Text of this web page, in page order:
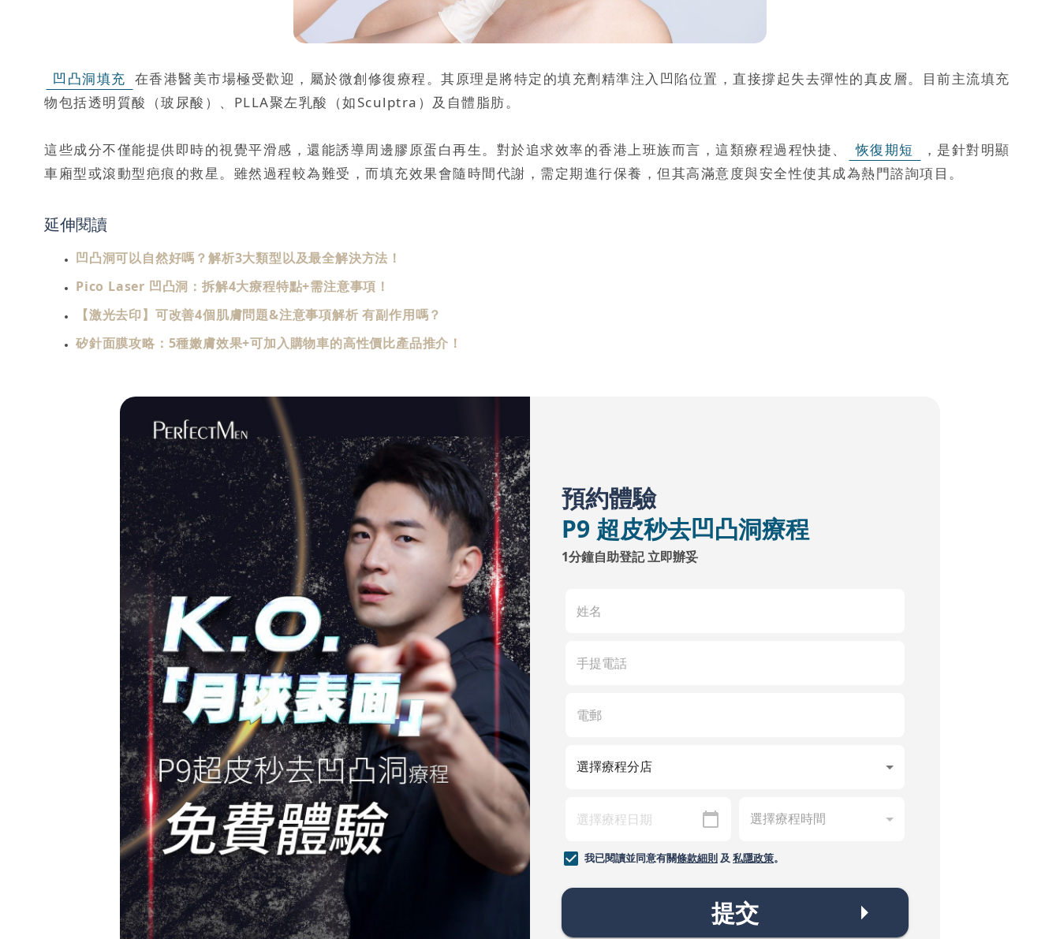
凹凸洞填充 在香港醫美市場極受歡迎，屬於微創修復療程。其原理是將特定的填充劑精準注入凹陷位置，直接撐起失去彈性的真皮層。目前主流填充
物包括透明質酸（玻尿酸）、PLLA聚左乳酸（如Sculptra）及自體脂肪。
這些成分不僅能提供即時的視覺平滑感，還能誘導周邊膠原蛋白再生。對於追求效率的香港上班族而言，這類療程過程快捷、 恢復期短
，是針對明顯
車廂型或滾動型疤痕的救星。雖然過程較為難受，而填充效果會隨時間代謝，需定期進行保養，但其高滿意度與安全性使其成為熱門諮詢項目。
延伸閱讀
凹凸洞可以自然好嗎？解析3大類型以及最全解決方法！
Pico Laser 凹凸洞：拆解4大療程特點+需注意事項！
【激光去印】可改善4個肌膚問題&注意事項解析 有副作用嗎？
矽針面膜攻略：5種嫩膚效果+可加入購物車的高性價比產品推介！
預約體驗
P9 超皮秒去凹凸洞療程
1分鐘自助登記 立即辦妥
我已閱讀並同意有關條款細則及 私隱政策。
提交